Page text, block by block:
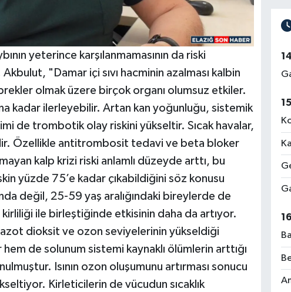
yeterince karşılanmamasının da riski
"Damar içi sıvı hacminin azalması kalbin
olmak üzere birçok organı olumsuz etkiler.
kadar ilerleyebilir. Artan kan yoğunluğu, sistemik
de trombotik olay riskini yükseltir. Sıcak havalar,
Özellikle antitrombosit tedavi ve beta bloker
kalp krizi riski anlamlı düzeyde arttı, bu
yüzde 75’e kadar çıkabildiğini söz konusu
değil, 25-59 yaş aralığındaki bireylerde de
kirliliği ile birleştiğinde etkisinin daha da artıyor.
dioksit ve ozon seviyelerinin yükseldiği
de solunum sistemi kaynaklı ölümlerin arttığı
Isının ozon oluşumunu artırması sonucu
Kirleticilerin de vücudun sıcaklık